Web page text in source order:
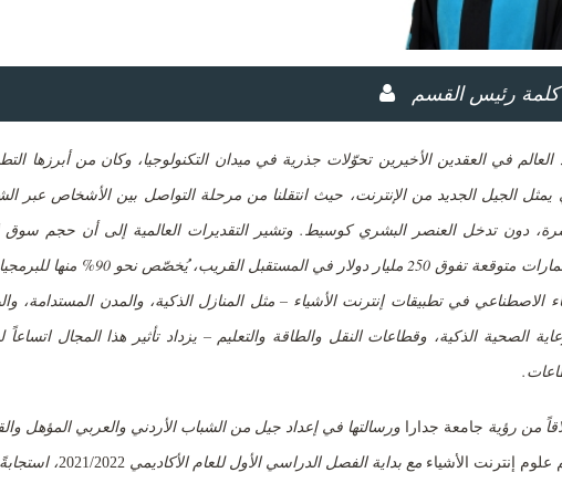
كلمة رئيس القسم
في العقدين الأخيرين تحوّلات جذرية في ميدان التكنولوجيا، وكان من أبرزها
يمثل الجيل الجديد من الإنترنت، حيث انتقلنا من مرحلة التواصل بين الأشخاص عبر
استثمارات متوقعة تفوق 250
الصحية الذكية، وقطاعات النقل والطاقة والتعليم – يزداد تأثير هذا المجال
من رؤية جامعة جدارا ورسالتها في إعداد جيل من الشباب الأردني والعربي المؤهل
إنترنت الأشياء مع بداية الفصل الدراسي الأول للعام الأكاديمي2021/2022،